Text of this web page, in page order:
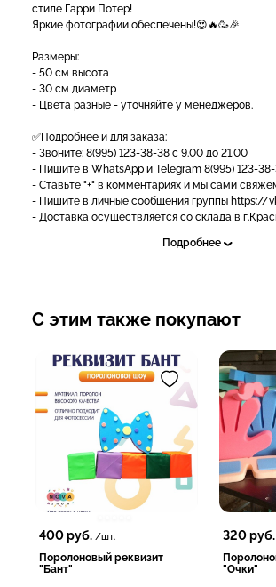
стиле Гарри Потер!
Яркие фотографии обеспечены!😍🔥🥳🎉
Размеры:
- 50 см высота
- 30 см диаметр
- Цвета разные - уточняйте у менеджеров.
✅Подробнее и для заказа:
- Звоните: 8(995) 123-38-38 с 9.00 до 21.00
- Пишите в WhatsApp и Telegram 8(995) 123-
- Ставьте "+" в комментариях и мы сами
- Пишите в личные сообщения группы https://
- Доставка осуществляется со склада в
- Наличный и безналичный расчет;
- Предоставляем любые закрывающие
Заказывайте у лидеров рынка, работаем с
более 10 000 довольных клиентов!
Подробнее
С этим также покупают
400руб. /шт.
Поролоновый реквизит
"Бант"
320руб.
"Очки"